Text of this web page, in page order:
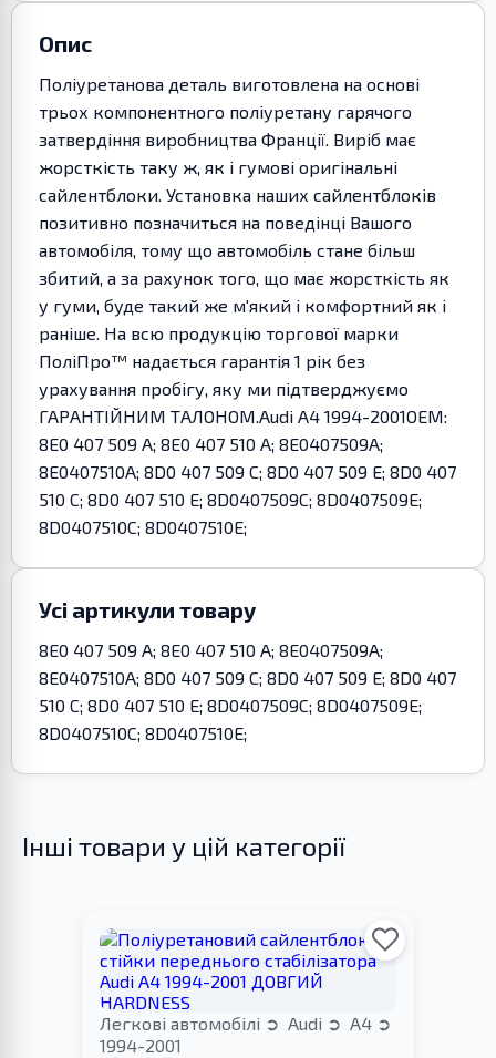
Опис
Поліуретанова деталь виготовлена на основі
трьох компонентного поліуретану гарячого
затвердіння виробництва Франції. Виріб має
жорсткість таку ж, як і гумові оригінальні
сайлентблоки. Установка наших сайлентблоків
позитивно позначиться на поведінці Вашого
автомобіля, тому що автомобіль стане більш
збитий, а за рахунок того, що має жорсткість як
у гуми, буде такий же м'який і комфортний як і
раніше. На всю продукцію торгової марки
ПоліПро™ надається гарантія 1 рік без
урахування пробігу, яку ми підтверджуємо
ГАРАНТІЙНИМ ТАЛОНОМ.Audi A4 1994-2001OEM:
8E0 407 509 A; 8E0 407 510 A; 8E0407509A;
8E0407510A; 8D0 407 509 C; 8D0 407 509 E; 8D0 407
510 C; 8D0 407 510 E; 8D0407509C; 8D0407509E;
8D0407510C; 8D0407510E;
Усі артикули товару
8E0 407 509 A; 8E0 407 510 A; 8E0407509A;
8E0407510A; 8D0 407 509 C; 8D0 407 509 E; 8D0 407
510 C; 8D0 407 510 E; 8D0407509C; 8D0407509E;
8D0407510C; 8D0407510E;
Інші товари у цій категорії
Легкові автомобілі Audi
A4
1994-2001